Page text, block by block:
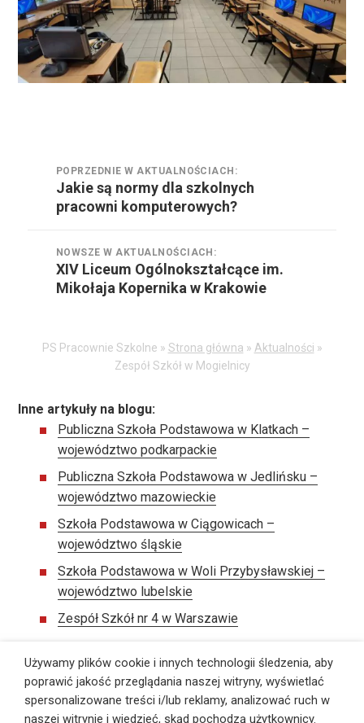
wpisu
POPRZEDNIE W AKTUALNOŚCIACH:
Poprzednie
w
Jakie są normy dla szkolnych
pracowni komputerowych?
NOWSZE W AKTUALNOŚCIACH:
Nowsze
w
XIV Liceum Ogólnokształcące im.
Mikołaja Kopernika w Krakowie
PS Pracownie Szkolne » Strona główna » Aktualności »
Zespół Szkół w Mogielnicy
Inne artykuły na blogu:
Publiczna Szkoła Podstawowa w Klatkach –
województwo podkarpackie
Publiczna Szkoła Podstawowa w Jedlińsku –
województwo mazowieckie
Szkoła Podstawowa w Ciągowicach –
województwo śląskie
Szkoła Podstawowa w Woli Przybysławskiej –
województwo lubelskie
Zespół Szkół nr 4 w Warszawie
©PS Pracownie Szkolne , Wszelkie prawa zastrzeżone,
Webmaster: ITB Vega
Używamy plików cookie i innych technologii śledzenia, aby
poprawić jakość przeglądania naszej witryny, wyświetlać
spersonalizowane treści i/lub reklamy, analizować ruch w
naszej witrynie i wiedzieć, skąd pochodzą użytkownicy.